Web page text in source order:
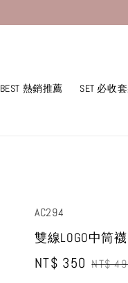
BEST 熱銷推薦 SET 必收
AC294
雙線LOGO中筒襪
Sale
NT$ 350 NT$